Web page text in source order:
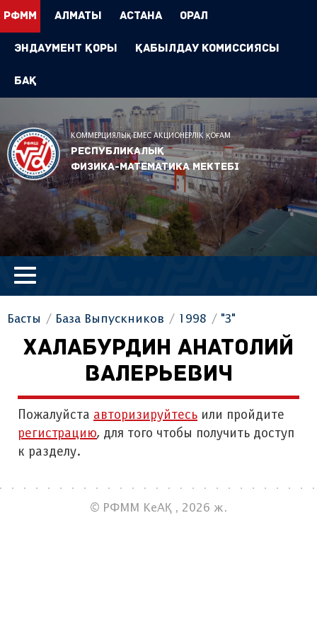
РФММ Алматы Астана Орал
Эндаумент Қоры Қабылдау комиссиясы
БАҚ
КОММЕРЦИЯЛЫҚ ЕМЕС АКЦИОНЕРЛІК ҚОҒАМ
Республикалық
физика-математика мектебі
Басты База Выпускников 1998 "З"
ХАЛАБУРДИН АНАТОЛИЙ
ВАЛЕРЬЕВИЧ
Пожалуйста авторизируйтесь или пройдите
регистрацию, для того чтобы получить доступ
к разделу.
© РФММ КеАҚ , 2026 ж.